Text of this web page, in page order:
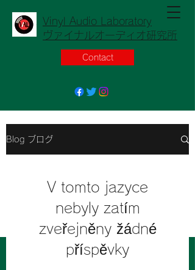
Vinyl Audio Laboratory
ヴァイナルオーディオ研究所
Contact
Blog ブログ
V tomto jazyce
nebyly zatím
zveřejněny žádné
příspěvky